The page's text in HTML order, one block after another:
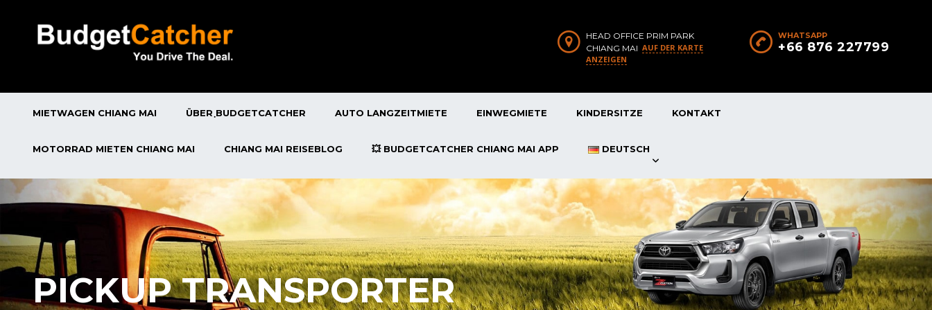
WHATSAPP
+66 876 227799
HEAD OFFICE PRIM PARK
CHIANG MAI AUF DER KARTE
ANZEIGEN
MIETWAGEN CHIANG MAI ÜBER ฺBUDGETCATCHER AUTO LANGZEITMIETE EINWEGMIETE KINDERSITZE KONTAKT
MOTORRAD MIETEN CHIANG MAI CHIANG MAI REISEBLOG 💥 BUDGETCATCHER CHIANG MAI APP DEUTSCH
PICKUP TRANSPORTER